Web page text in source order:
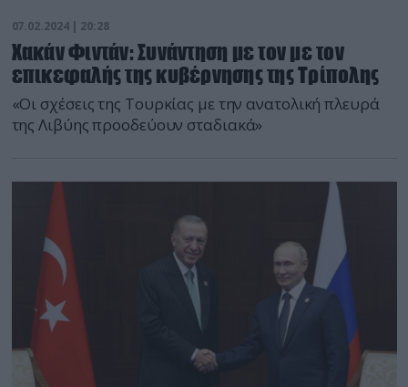
07.02.2024 | 20:28
Χακάν Φιντάν: Συνάντηση με τον με τον
επικεφαλής της κυβέρνησης της Τρίπολης
«Οι σχέσεις της Τουρκίας με την ανατολική πλευρά
της Λιβύης προοδεύουν σταδιακά»